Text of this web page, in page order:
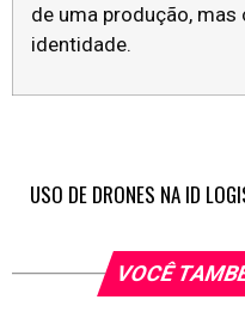
de uma produção,
identidade.
VOCÊ